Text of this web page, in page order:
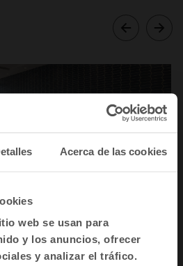
Acerca de las cookies
web se usan para
y los anuncios, ofrecer
y analizar el tráfico.
2 3 4